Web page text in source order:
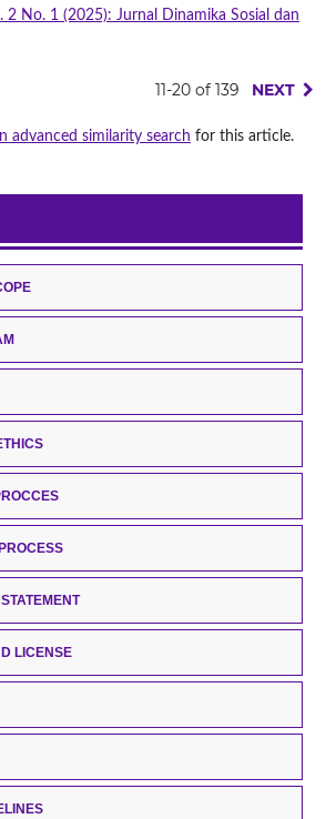
2 No. 1 (2025): Jurnal Dinamika Sosial dan
11-20 of 139 NEXT
advanced similarity search for this article.
LICENSE